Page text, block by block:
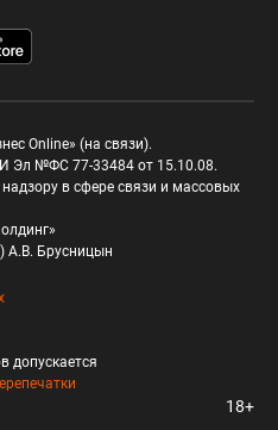
Online» (на связи).
Эл №ФС 77-33484 от 15.10.08.
в сфере связи и массовых
А.В. Брусницын
допускается
18+